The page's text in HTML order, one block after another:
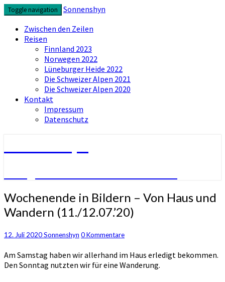
Skip
to
content
Toggle navigation
Sonnenshyn
Zwischen den Zeilen
Reisen
Finnland 2023
Norwegen 2022
Lüneburger Heide 2022
Die Schweizer Alpen 2021
Die Schweizer Alpen 2020
Kontakt
Impressum
Datenschutz
Wochenende
in
Bildern
Von
und
Wandern
Wochenende in Bildern – Von Haus und
Wandern (11./12.07.’20)
12. Juli 2020Sonnenshyn Kommentare
0 Kommentare
Am Samstag haben wir allerhand im Haus erledigt bekommen.
Den Sonntag nutzten wir für eine Wanderung.